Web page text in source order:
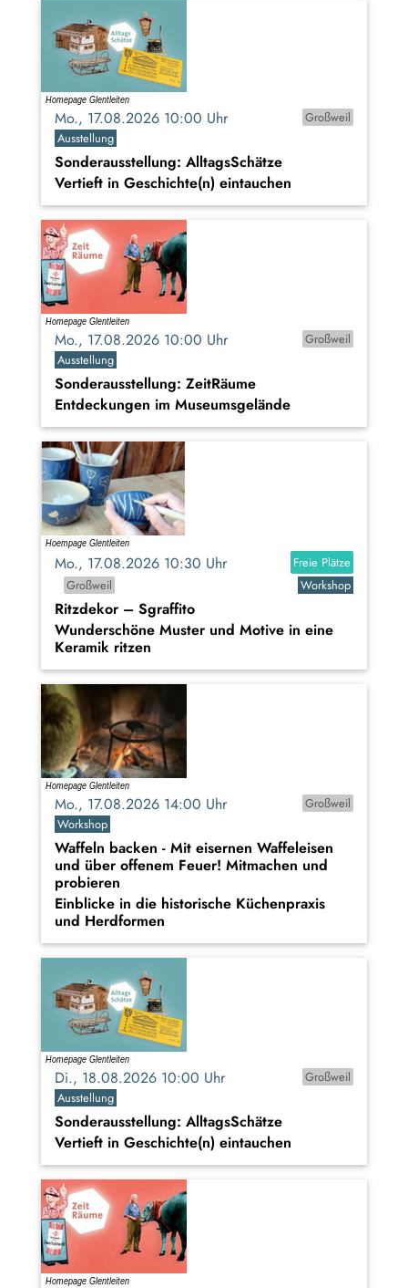
Mo., 17.08.2026 10:00 Uhr
Großweil
Ausstellung
Sonderausstellung: AlltagsSchätze
Vertieft in Geschichte(n) eintauchen
Mo., 17.08.2026 10:00 Uhr
Großweil
Ausstellung
Sonderausstellung: ZeitRäume
Entdeckungen im Museumsgelände
Mo., 17.08.2026 10:30 Uhr
Freie Plätze
Großweil
Workshop
Ritzdekor – Sgraffito
Wunderschöne Muster und Motive in eine
Keramik ritzen
Mo., 17.08.2026 14:00 Uhr
Großweil
Workshop
Waffeln backen - Mit eisernen Waffeleisen
und über offenem Feuer! Mitmachen und
probieren
Einblicke in die historische Küchenpraxis
und Herdformen
Di., 18.08.2026 10:00 Uhr
Großweil
Ausstellung
Sonderausstellung: AlltagsSchätze
Vertieft in Geschichte(n) eintauchen